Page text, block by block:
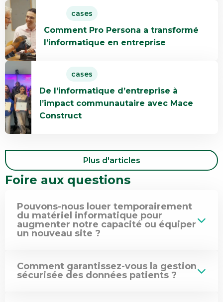
grande
échelle
de
centres
de
données
européens
cases
Comment Pro Persona a transformé
l’informatique en entreprise
En
savoir
plus
Comment
Pro
Persona
a
transformé
l’informatique
en
entreprise
cases
De l’informatique d’entreprise à
l’impact communautaire avec Mace
Construct
En
savoir
plus
De
l’informatique
d’entreprise
l’impact
communautaire
avec
Construct
Plus d'articles
Foire aux questions
Pouvons-nous louer temporairement
du matériel informatique pour
augmenter notre capacité ou équiper
un nouveau site ?
Comment garantissez-vous la gestion
sécurisée des données patients ?